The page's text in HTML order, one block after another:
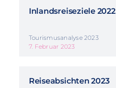
Inlandsreiseziele 2022
Tourismusanalyse 2023
7. Februar 2023
Reiseabsichten 2023